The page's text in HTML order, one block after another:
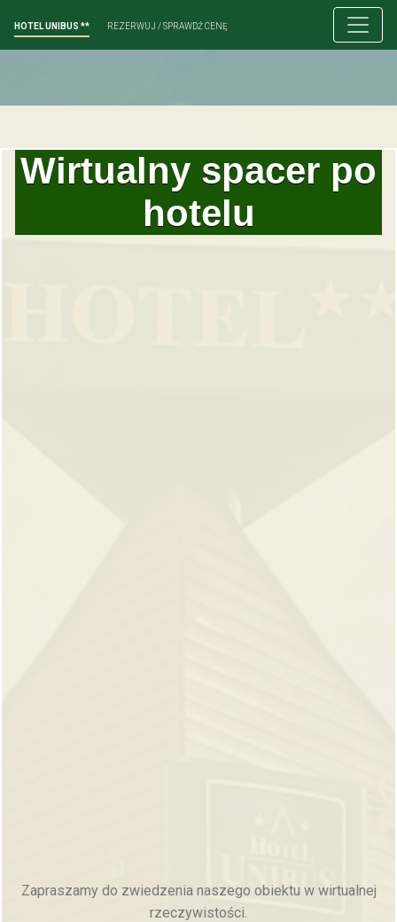
HOTEL UNIBUS ** REZERWUJ / SPRAWDŹ CENĘ
Wirtualny spacer po
hotelu
Zapraszamy do zwiedzenia naszego obiektu w wirtualnej
rzeczywistości.